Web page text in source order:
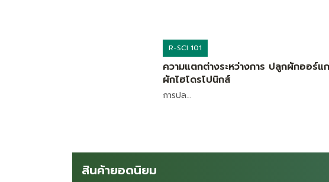
R-SCI 101
ความแตกต่างระหว่างการ ปลูกผักออร์
ผักไฮโดรโปนิกส์
การปล…
สินค้ายอดนิยม